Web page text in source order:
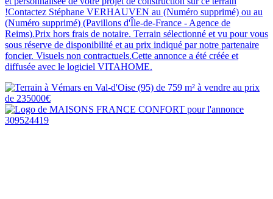
!Contactez Stéphane VERHAUVEN au (Numéro supprimé) ou au
(Numéro supprimé) (Pavillons d'Île-de-France - Agence de
Reims).Prix hors frais de notaire. Terrain sélectionné et vu pour vous
sous réserve de disponibilité et au prix indiqué par notre partenaire
foncier. Visuels non contractuels.Cette annonce a été créée et
diffusée avec le logiciel VITAHOME.